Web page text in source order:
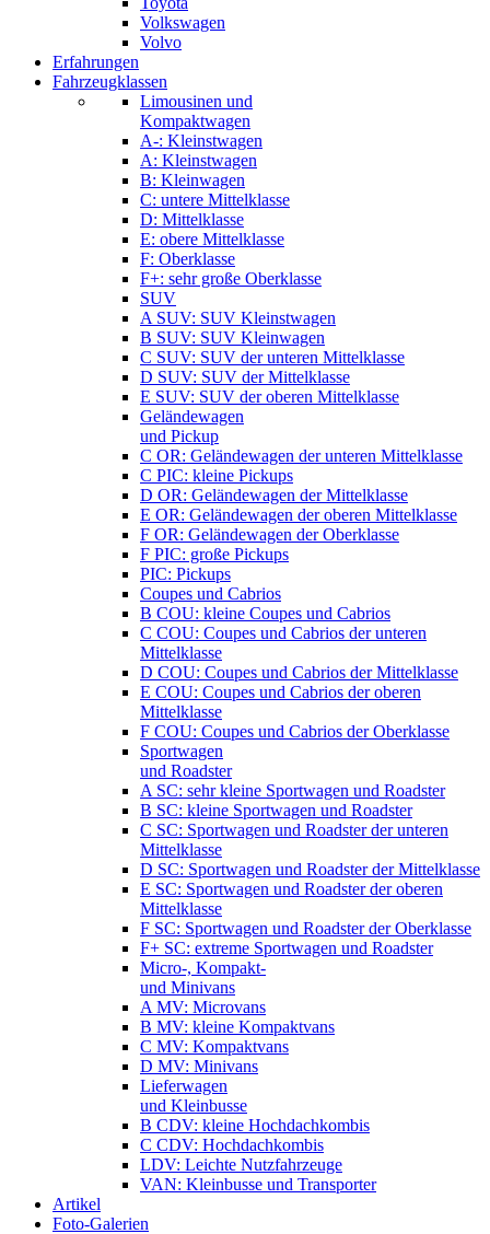
Volkswagen
Volvo
Erfahrungen
Fahrzeugklassen
Limousinen und
Kompaktwagen
A-: Kleinstwagen
A: Kleinstwagen
B: Kleinwagen
C: untere Mittelklasse
D: Mittelklasse
E: obere Mittelklasse
F: Oberklasse
F+: sehr große Oberklasse
SUV
A SUV: SUV Kleinstwagen
B SUV: SUV Kleinwagen
C SUV: SUV der unteren Mittelklasse
D SUV: SUV der Mittelklasse
E SUV: SUV der oberen Mittelklasse
Geländewagen
und Pickup
C OR: Geländewagen der unteren Mittelklasse
C PIC: kleine Pickups
D OR: Geländewagen der Mittelklasse
E OR: Geländewagen der oberen Mittelklasse
F OR: Geländewagen der Oberklasse
F PIC: große Pickups
PIC: Pickups
Coupes und Cabrios
B COU: kleine Coupes und Cabrios
C COU: Coupes und Cabrios der unteren
Mittelklasse
D COU: Coupes und Cabrios der Mittelklasse
E COU: Coupes und Cabrios der oberen
Mittelklasse
F COU: Coupes und Cabrios der Oberklasse
Sportwagen
und Roadster
A SC: sehr kleine Sportwagen und Roadster
B SC: kleine Sportwagen und Roadster
C SC: Sportwagen und Roadster der unteren
Mittelklasse
D SC: Sportwagen und Roadster der Mittelklasse
E SC: Sportwagen und Roadster der oberen
Mittelklasse
F SC: Sportwagen und Roadster der Oberklasse
F+ SC: extreme Sportwagen und Roadster
Micro-, Kompakt-
und Minivans
A MV: Microvans
B MV: kleine Kompaktvans
C MV: Kompaktvans
D MV: Minivans
Lieferwagen
und Kleinbusse
B CDV: kleine Hochdachkombis
C CDV: Hochdachkombis
LDV: Leichte Nutzfahrzeuge
VAN: Kleinbusse und Transporter
Artikel
Foto-Galerien